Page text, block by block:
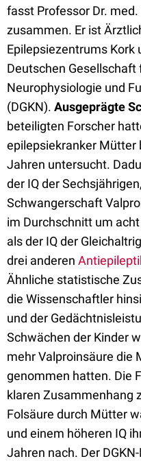
fasst Professor Dr.
zusammen. Er ist
Epilepsiezentrums Kork
Deutschen Gesellschaft
Neurophysiologie und
(DGKN). Ausgeprägte
beteiligten Forscher
epilepsiekranker Mütter
Jahren untersucht.
der IQ der
Schwangerschaft
im Durchschnitt um
als der IQ der
drei anderen
Ähnliche statistische
die Wissenschaftler
und der
Schwächen der Kinder
mehr Valproinsäure die
genommen hatten. Die
klaren Zusammenhang
Folsäure durch Mütter
und einem höheren IQ
Jahren nach. Der